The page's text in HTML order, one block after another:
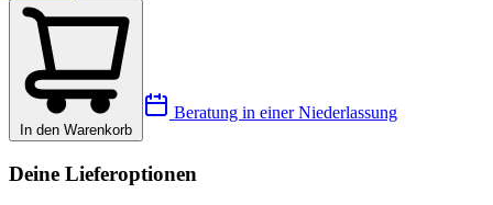
In den Warenkorb
Beratung in einer Niederlassung
Deine Lieferoptionen